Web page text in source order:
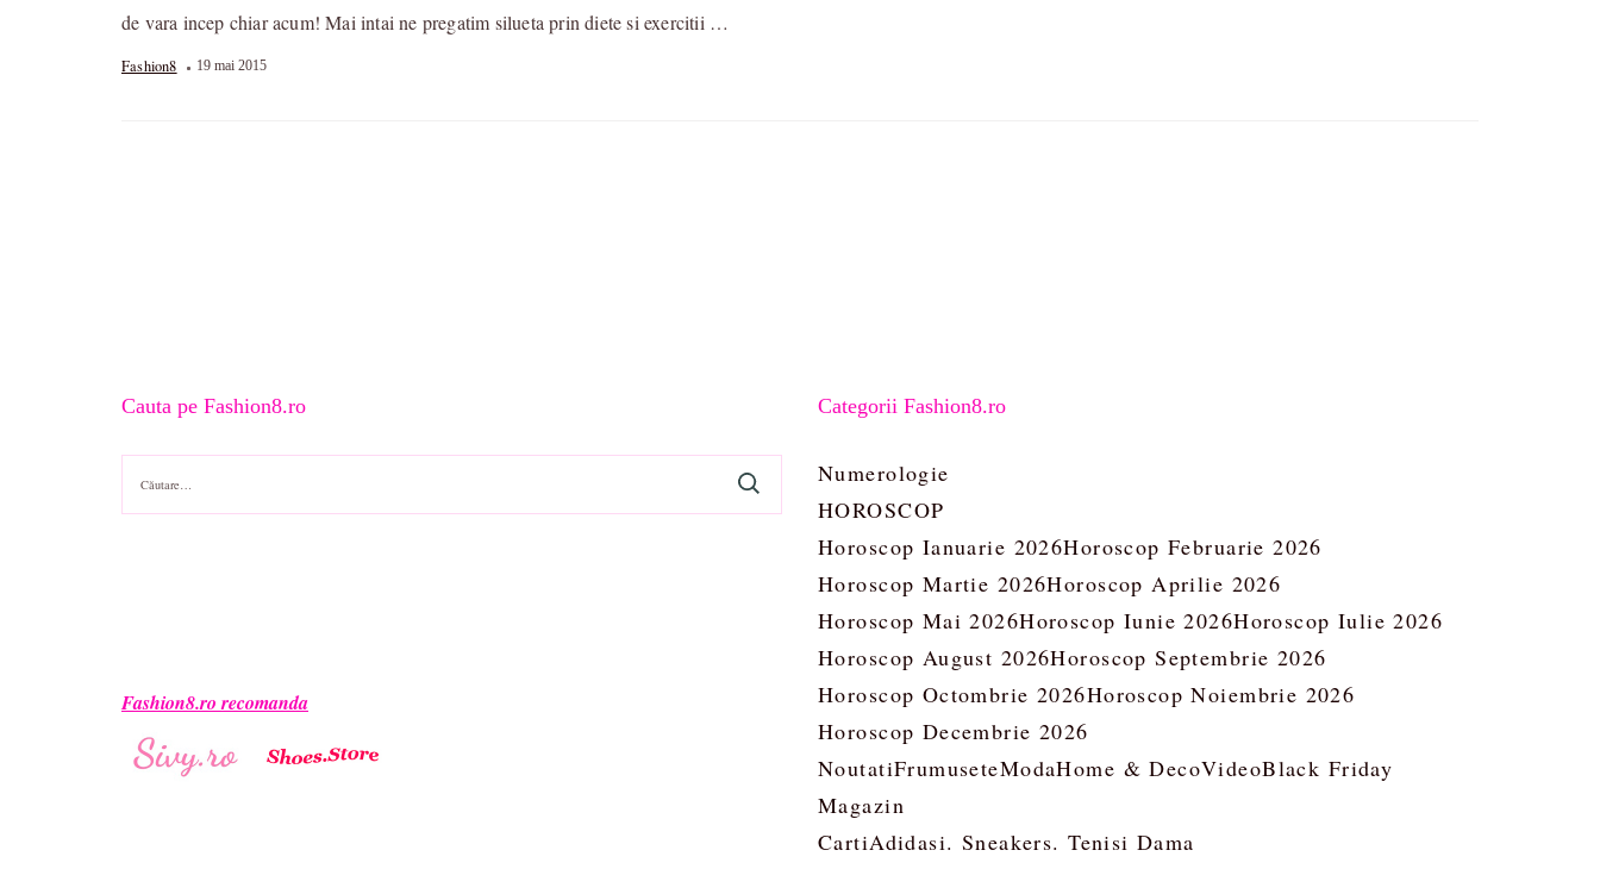
de vara incep chiar acum! Mai intai ne pregatim silueta prin diete si exercitii …
Fashion8 19 mai 2015
Cauta pe Fashion8.ro
Caută
după:
Fashion8.ro recomanda
Categorii Fashion8.ro
Numerologie
HOROSCOP
Horoscop Ianuarie 2026Horoscop Februarie 2026
Horoscop Martie 2026Horoscop Aprilie 2026
Horoscop Mai 2026Horoscop Iunie 2026Horoscop Iulie 2026
Horoscop August 2026Horoscop Septembrie 2026
Horoscop Octombrie 2026Horoscop Noiembrie 2026
Horoscop Decembrie 2026
NoutatiFrumuseteModaHome & DecoVideoBlack Friday
Magazin
CartiAdidasi. Sneakers. Tenisi Dama